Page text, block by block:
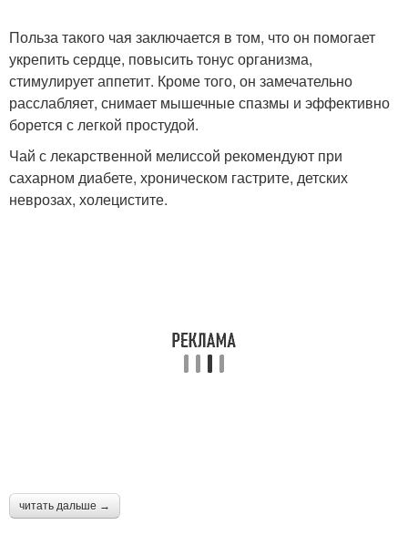
Польза такого чая заключается в том, что он помогает
укрепить сердце, повысить тонус организма,
стимулирует аппетит. Кроме того, он замечательно
расслабляет, снимает мышечные спазмы и эффективно
борется с легкой простудой.
Чай с лекарственной мелиссой рекомендуют при
сахарном диабете, хроническом гастрите, детских
неврозах, холецистите.
читать дальше →